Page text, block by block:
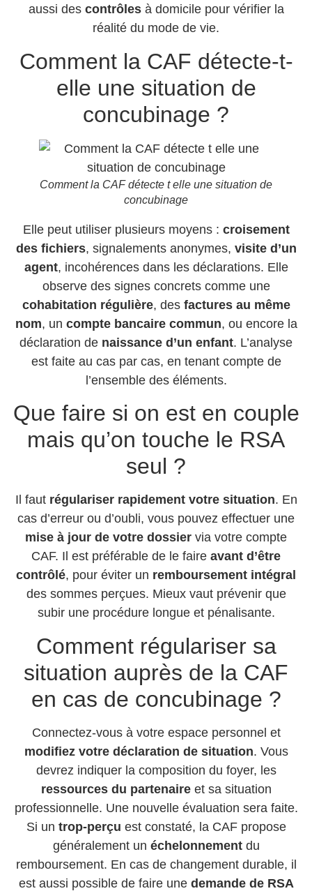
aussi des contrôlesà domicile pour vérifier la
réalité du mode de vie.
Comment la CAF détecte-t-
elle une situation de
concubinage ?
Comment la CAF détecte t elle une situation de
concubinage
Elle peut utiliser plusieurs moyens : croisement
des fichiers, signalements anonymes, visite d’un
agent, incohérences dans les déclarations. Elle
observe des signes concrets comme une
cohabitation régulière, des factures au même
nom, un compte bancaire commun, ou encore la
déclaration de naissance d’un enfant. L’analyse
est faite au cas par cas, en tenant compte de
l’ensemble des éléments.
Que faire si on est en couple
mais qu’on touche le RSA
seul ?
Il faut régulariser rapidement votre situation. En
cas d’erreur ou d’oubli, vous pouvez effectuer une
mise à jour de votre dossier via votre compte
CAF. Il est préférable de le faire avant d’être
contrôlé, pour éviter un remboursement intégral
des sommes perçues. Mieux vaut prévenir que
subir une procédure longue et pénalisante.
Comment régulariser sa
situation auprès de la CAF
en cas de concubinage ?
Connectez-vous à votre espace personnel et
modifiez votre déclaration de situation. Vous
devrez indiquer la composition du foyer, les
ressources du partenaireet sa situation
professionnelle. Une nouvelle évaluation sera faite.
Si un trop-perçu est constaté, la CAF propose
généralement un échelonnementdu
remboursement. En cas de changement durable, il
est aussi possible de faire une demande de RSA